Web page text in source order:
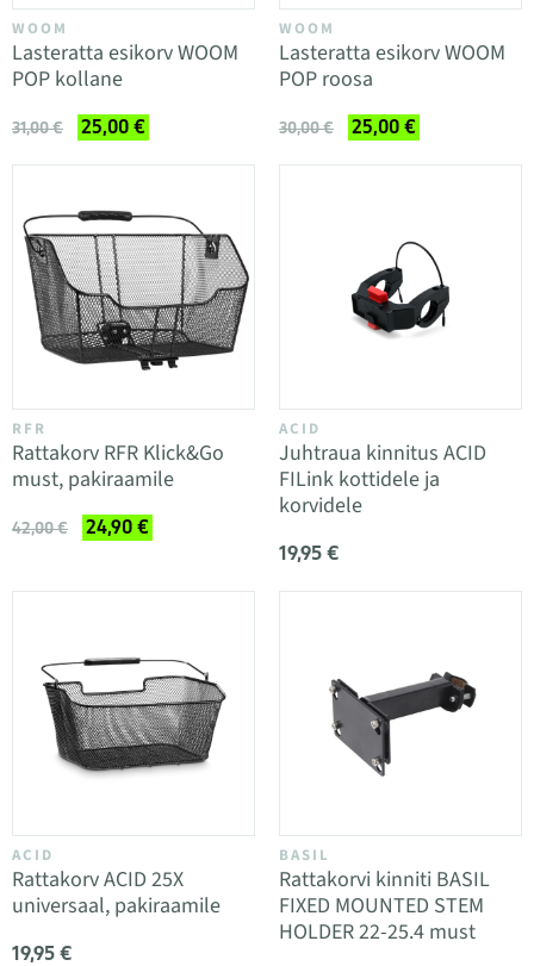
WOOM
Lasteratta esikorv WOOM
POP kollane
31,00 € 25,00 €
WOOM
Lasteratta esikorv WOOM
POP roosa
30,00 € 25,00 €
RFR
Rattakorv RFR Klick&Go
must, pakiraamile
42,00 € 24,90 €
ACID
Juhtraua kinnitus ACID
FILink kottidele ja
korvidele
19,95 €
ACID
Rattakorv ACID 25X
universaal, pakiraamile
19,95 €
BASIL
Rattakorvi kinniti BASIL
FIXED MOUNTED STEM
HOLDER 22-25.4 must